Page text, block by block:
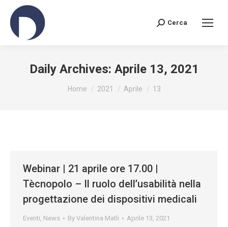
Search:
Cerca
Daily Archives: Aprile 13, 2021
You are here:
Home 2021 Aprile 13
Webinar | 21 aprile ore 17.00 |
Tècnopolo – Il ruolo dell’usabilità nella
progettazione dei dispositivi medicali
Eventi, News By Valentina Matli Aprile 13, 2021